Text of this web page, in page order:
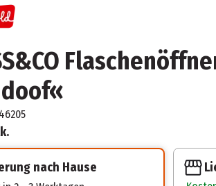
nach Hause